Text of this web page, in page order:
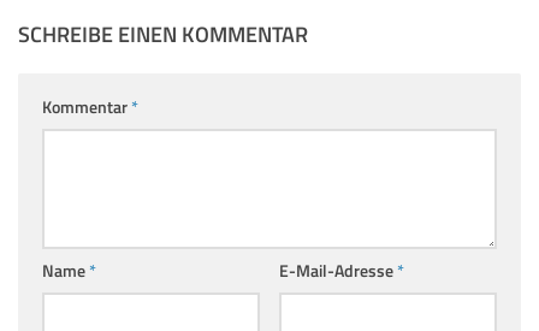
SCHREIBE EINEN KOMMENTAR
Kommentar*
Name* E-Mail-Adresse*